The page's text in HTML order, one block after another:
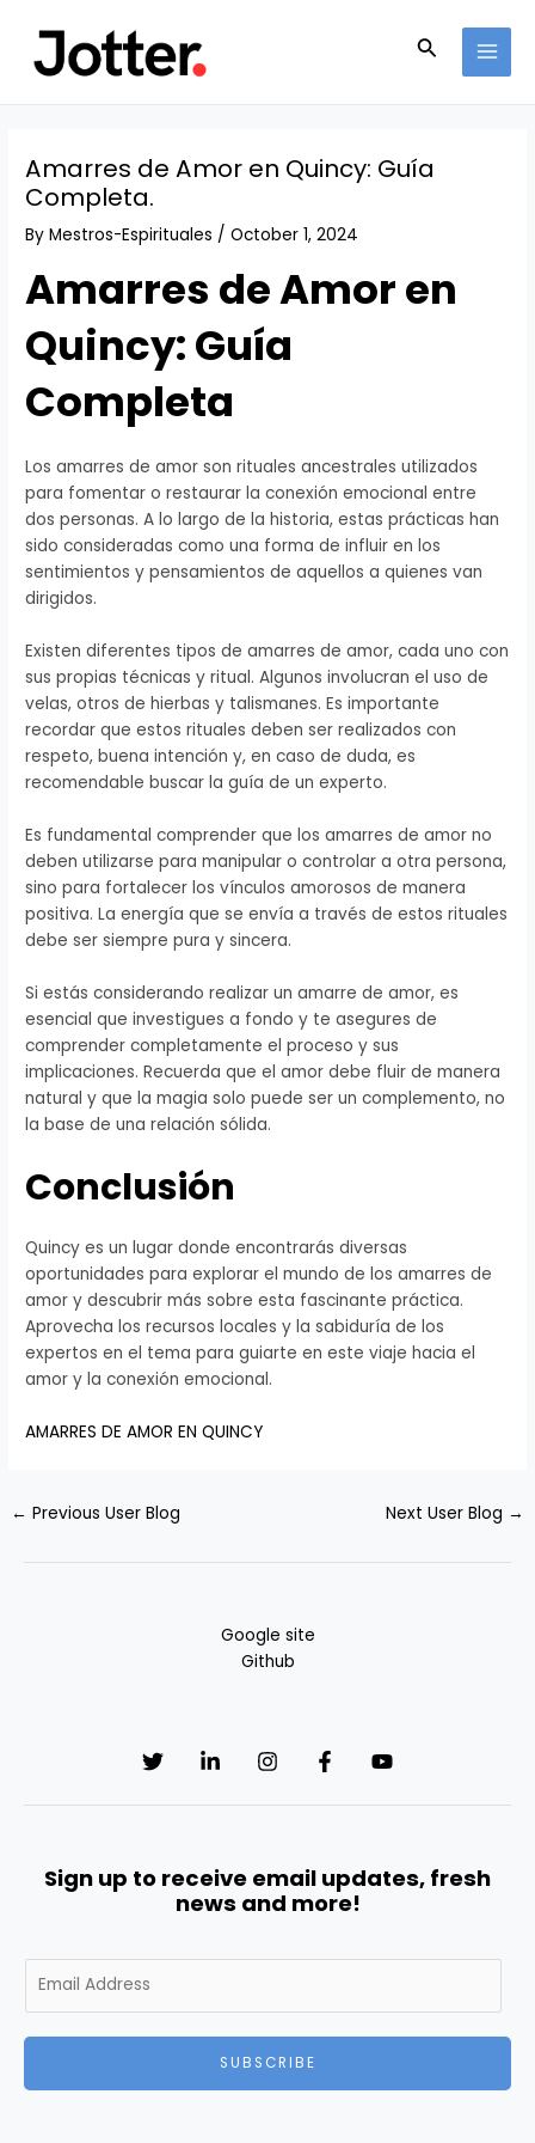
content
Search
Amarres de Amor en Quincy: Guía
Completa.
ByMestros-Espirituales /October 1, 2024
Amarres de Amor en
Quincy: Guía
Completa
Los amarres de amor son rituales ancestrales utilizados
para fomentar o restaurar la conexión emocional entre
dos personas. A lo largo de la historia, estas prácticas han
sido consideradas como una forma de influir en los
sentimientos y pensamientos de aquellos a quienes van
dirigidos.
Existen diferentes tipos de amarres de amor, cada uno con
sus propias técnicas y ritual. Algunos involucran el uso de
velas, otros de hierbas y talismanes. Es importante
recordar que estos rituales deben ser realizados con
respeto, buena intención y, en caso de duda, es
recomendable buscar la guía de un experto.
Es fundamental comprender que los amarres de amor no
deben utilizarse para manipular o controlar a otra persona,
sino para fortalecer los vínculos amorosos de manera
positiva. La energía que se envía a través de estos rituales
debe ser siempre pura y sincera.
Si estás considerando realizar un amarre de amor, es
esencial que investigues a fondo y te asegures de
comprender completamente el proceso y sus
implicaciones. Recuerda que el amor debe fluir de manera
natural y que la magia solo puede ser un complemento, no
la base de una relación sólida.
Conclusión
Quincy es un lugar donde encontrarás diversas
oportunidades para explorar el mundo de los amarres de
amor y descubrir más sobre esta fascinante práctica.
Aprovecha los recursos locales y la sabiduría de los
expertos en el tema para guiarte en este viaje hacia el
amor y la conexión emocional.
AMARRES DE AMOR EN QUINCY
navigation
← Previous User Blog Next User Blog →
Google site
Github
Sign up to receive email updates, fresh
news and more!
m
i
SUBSCRIBE